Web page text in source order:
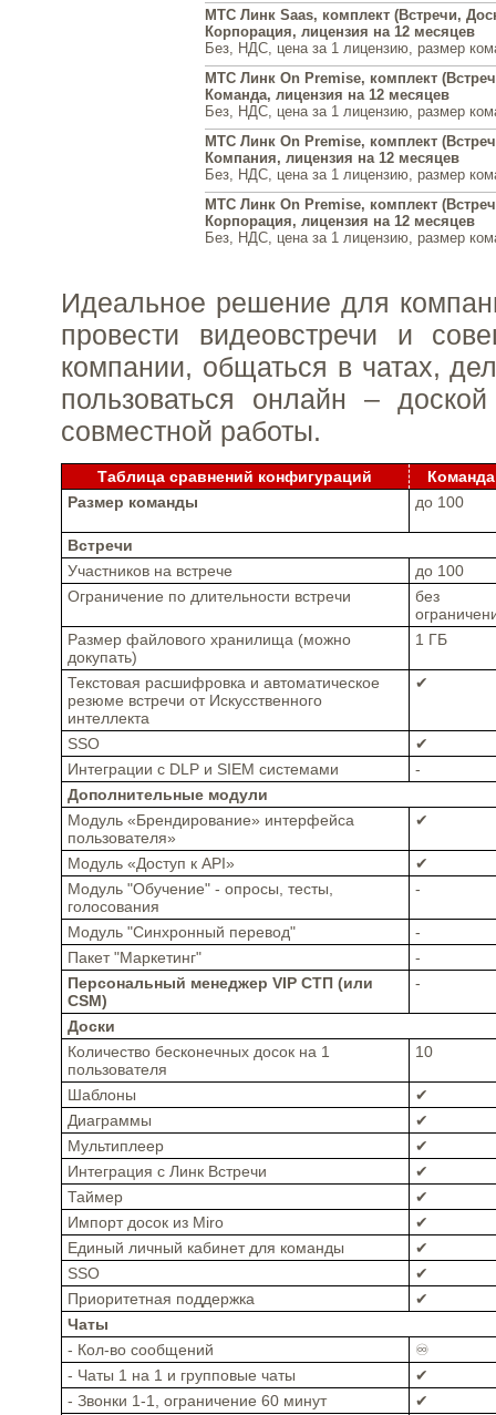
МТС Линк Saas, комплект (Встречи,
Корпорация, лицензия на 12 месяцев
Без, НДС, цена за 1 лицензию, размер
МТС Линк On Premise, комплект
Команда, лицензия на 12 месяцев
Без, НДС, цена за 1 лицензию, размер
МТС Линк On Premise, комплект
Компания, лицензия на 12 месяцев
Без, НДС, цена за 1 лицензию, размер
МТС Линк On Premise, комплект
Корпорация, лицензия на 12 месяцев
Без, НДС, цена за 1 лицензию, размер
Идеальное решение для
провести видеовстречи и
компании, общаться в чатах,
пользоваться онлайн –
совместной работы.
Таблица сравнений конфигураций
Команда
Размер команды
до 100
Встречи
Участников на встрече
до 100
Ограничение по длительности встречи
без
Размер файлового хранилища (можно
докупать)
1 ГБ
Текстовая расшифровка и автоматическое
резюме встречи от Искусственного
интеллекта
✔
SSO
✔
Интеграции с DLP и SIEM системами
-
Дополнительные модули
Модуль «Брендирование» интерфейса
пользователя»
✔
Модуль «Доступ к API»
✔
Модуль "Обучение" - опросы, тесты,
голосования
-
Модуль "Синхронный перевод"
-
Пакет "Маркетинг"
-
Персональный менеджер VIP СТП (или
CSM)
-
Доски
Количество бесконечных досок на 1
пользователя
10
Шаблоны
✔
Диаграммы
✔
Мультиплеер
✔
Интеграция с Линк Встречи
✔
Таймер
✔
Импорт досок из Miro
✔
Единый личный кабинет для команды
✔
SSO
✔
Приоритетная поддержка
✔
Чаты
- Кол-во сообщений
♾️
- Чаты 1 на 1 и групповые чаты
✔
- Звонки 1-1, ограничение 60 минут
✔